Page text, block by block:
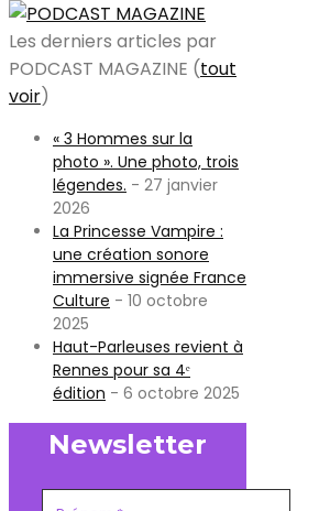
Les derniers articles par
PODCAST MAGAZINE (tout
voir)
« 3 Hommes sur la
photo ». Une photo, trois
légendes. - 27 janvier
2026
La Princesse Vampire :
une création sonore
immersive signée France
Culture - 10 octobre
2025
Haut-Parleuses revient à
Rennes pour sa 4ᵉ
édition - 6 octobre 2025
Newsletter